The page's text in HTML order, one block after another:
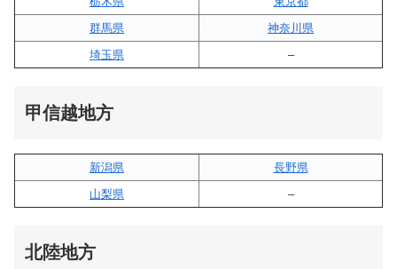
群馬県
神奈川県
埼玉県
–
甲信越地方
新潟県
長野県
山梨県
–
北陸地方